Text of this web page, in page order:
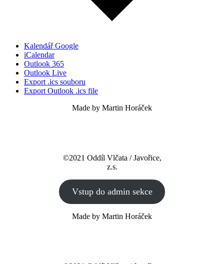
Kalendář Google
iCalendar
Outlook 365
Outlook Live
Export .ics souboru
Export Outlook .ics file
Made by Martin Horáček
©2021 Oddíl Vlčata / Javořice,
z.s.
Vstup do admin sekce
Made by Martin Horáček